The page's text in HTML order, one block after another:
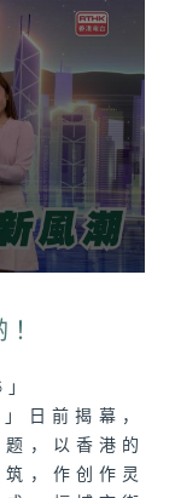
日前揭幕，
，以香港的
，作创作灵